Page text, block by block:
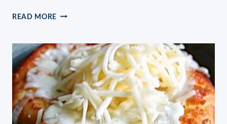
READ MORE KUCHEN
MINUTEN!
DER
BERÜHMTE
NORWEGISCHE
KUCHEN,
DER
AUF
DER